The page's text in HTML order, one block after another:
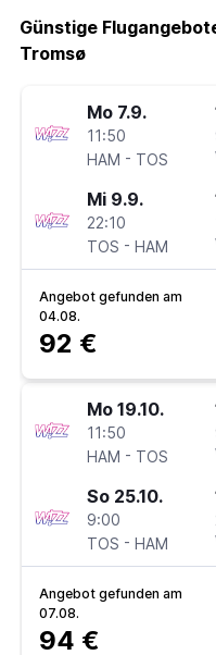
Günstige
Tromsø
Mo 7.9.
11:50
HAM - TOS
Mi 9.9.
22:10
TOS - HAM
Angebot gefunden am
04.08.
92 €
Mo 19.10.
11:50
HAM - TOS
So 25.10.
9:00
TOS - HAM
Angebot gefunden am
07.08.
94 €